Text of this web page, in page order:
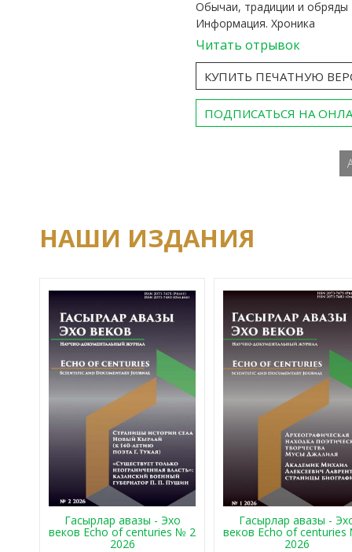
Обычаи, традиции и обряды
Информация. Хроника
Читать отрывок
КУПИТЬ ПЕЧАТНУЮ
ПОДПИСАТЬСЯ НА
НАШИ ИЗДАНИЯ
Гасырлар авазы - Эхо
веков Echo of centuries № 2
2026
Гасырлар авазы -
веков Echo of
2026